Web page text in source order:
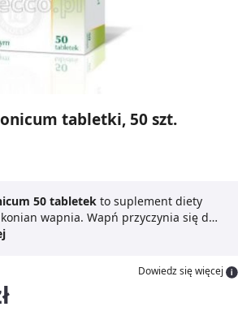
tabletki, 50 szt.
50 tabletek to suplement diety
wapnia. Wapń przyczynia się do
krwi, wspomaga prawidłowe
gluconicum 50 tabletekma postać
Dowiedz się więcej